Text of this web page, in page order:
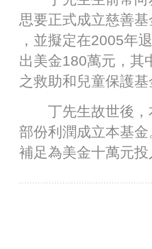
思要正式成立慈善
，並擬定在2005年
出美金180萬元，其
之救助和兒童保護基
丁先生故世後，
部份利潤成立本基
補足為美金十萬元